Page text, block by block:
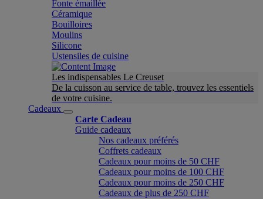
Fonte émaillée
Céramique
Bouilloires
Moulins
Silicone
Ustensiles de cuisine
Les indispensables Le Creuset
De la cuisson au service de table, trouvez les essentiels
de votre cuisine.
Cadeaux
Carte Cadeau
Guide cadeaux
Nos cadeaux préférés
Coffrets cadeaux
Cadeaux pour moins de 50 CHF
Cadeaux pour moins de 100 CHF
Cadeaux pour moins de 250 CHF
Cadeaux de plus de 250 CHF